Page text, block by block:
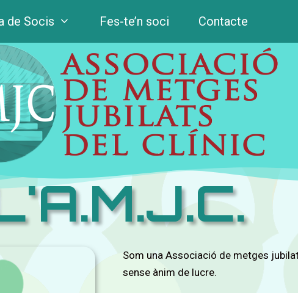
de Socis Fes-te’n soci Contacte
Som una Associació de metges
sense ànim de lucre.